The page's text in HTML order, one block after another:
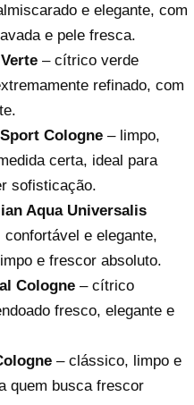
e elegante, com
e pele fresca.
– cítrico verde
refinado, com
Cologne– limpo,
certa, ideal para
sofisticação.
Aqua Universalis
e elegante,
e frescor absoluto.
Cologne– cítrico
fresco, elegante e
– clássico, limpo e
quem busca frescor